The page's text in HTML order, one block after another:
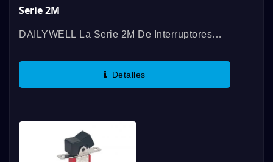
Serie 2M
DAILYWELL La Serie 2M De Interruptores
Tanto En SPDT Como En DPDT, Incluyendo
Detalles